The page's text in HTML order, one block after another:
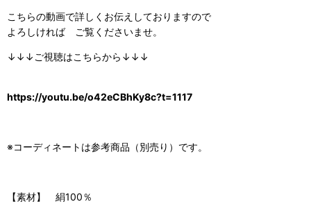
こちらの動画で詳しくお伝えしておりますので
よろしければ ご覧くださいませ。
↓↓↓ご視聴はこちらから↓↓↓
https://youtu.be/o42eCBhKy8c?t=1117
※コーディネートは参考商品（別売り）です。
【素材】 絹100％